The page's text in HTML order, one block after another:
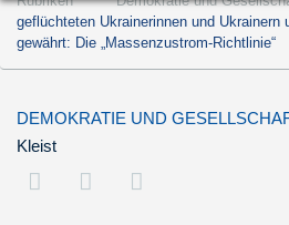
Zur Suche springen
Zur Navigation
geflüchteten Ukrainerinnen und Ukrainern
gewährt: Die „Massenzustrom-Richtlinie“
DEMOKRATIE UND
Kleist